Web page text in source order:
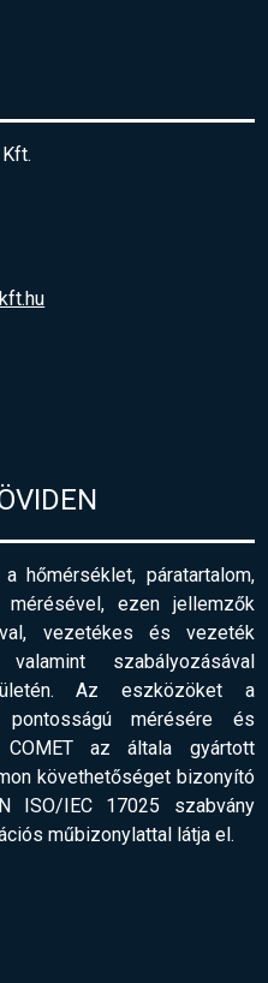
hőmérséklet, páratartalom,
ezen jellemzők
vezetékes és vezeték
szabályozásával
Az eszközöket a
mérésére és
az általa gyártott
követhetőséget bizonyító
ISO/IEC 17025 szabvány
műbizonylattal látja el.